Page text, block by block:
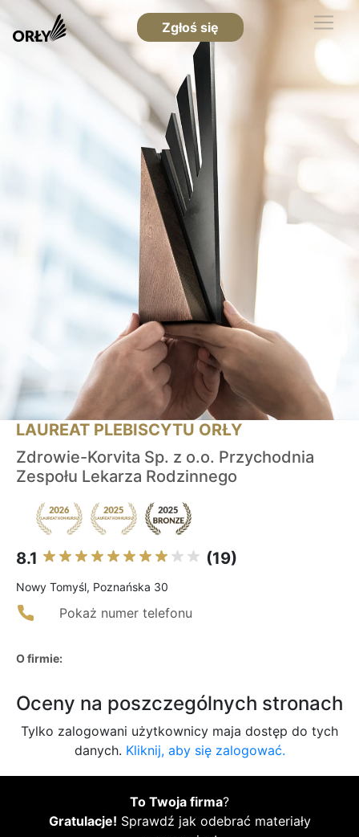
Zgłoś się
LAUREAT PLEBISCYTU ORŁY
Zdrowie-Korvita Sp. z o.o. Przychodnia
Zespołu Lekarza Rodzinnego
8.1 (19)
Nowy Tomyśl, Poznańska 30
Pokaż numer telefonu
O firmie:
Oceny na poszczególnych stronach
Tylko zalogowani użytkownicy maja dostęp do tych
danych. Kliknij, aby się zalogować.
To Twoja firma?
Gratulacje! Sprawdź jak odebrać materiały